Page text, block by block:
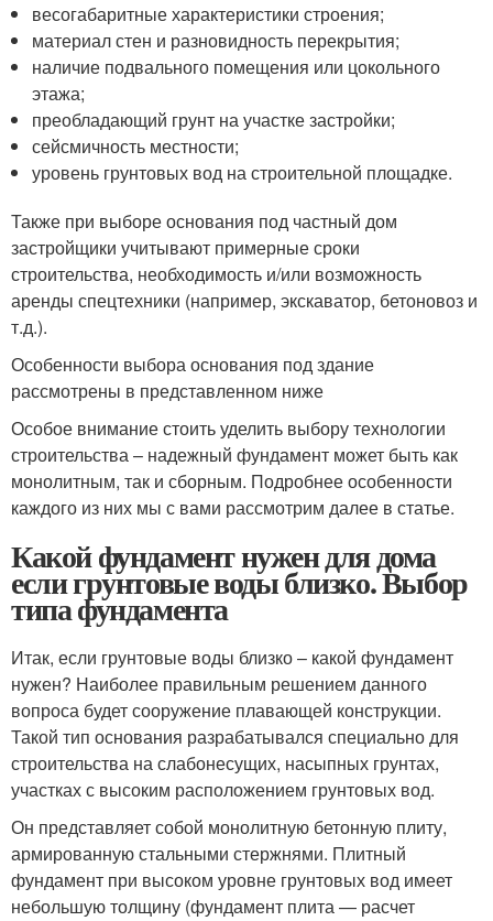
весогабаритные характеристики строения;
материал стен и разновидность перекрытия;
наличие подвального помещения или цокольного
этажа;
преобладающий грунт на участке застройки;
сейсмичность местности;
уровень грунтовых вод на строительной площадке.
Также при выборе основания под частный дом
застройщики учитывают примерные сроки
строительства, необходимость и/или возможность
аренды спецтехники (например, экскаватор, бетоновоз и
т.д.).
Особенности выбора основания под здание
рассмотрены в представленном ниже
Особое внимание стоить уделить выбору технологии
строительства – надежный фундамент может быть как
монолитным, так и сборным. Подробнее особенности
каждого из них мы с вами рассмотрим далее в статье.
Какой фундамент нужен для дома
если грунтовые воды близко. Выбор
типа фундамента
Итак, если грунтовые воды близко – какой фундамент
нужен? Наиболее правильным решением данного
вопроса будет сооружение плавающей конструкции.
Такой тип основания разрабатывался специально для
строительства на слабонесущих, насыпных грунтах,
участках с высоким расположением грунтовых вод.
Он представляет собой монолитную бетонную плиту,
армированную стальными стержнями. Плитный
фундамент при высоком уровне грунтовых вод имеет
небольшую толщину (фундамент плита — расчет